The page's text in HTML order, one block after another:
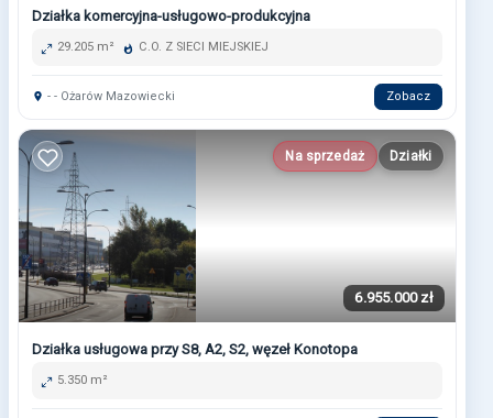
Działka komercyjna-usługowo-produkcyjna
29.205 m² C.O. Z SIECI MIEJSKIEJ
- - Ożarów Mazowiecki Zobacz
Na sprzedaż Działki
6.955.000 zł
Działka usługowa przy S8, A2, S2, węzeł Konotopa
5.350 m²